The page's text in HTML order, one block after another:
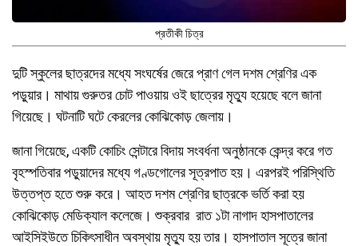
প্রতীকী চিত্র
দুটি স্কুলের ছাত্রদের মধ্যে সংঘর্ষের জেরে প্রাণ গেল দশম শ্রেণির এক
পড়ুয়ার। মাথায় গুরুতর চোট পাওয়ায় ওই ছাত্রের মৃত্যু হয়েছে বলে জানা
গিয়েছে। ঘটনাটি ঘটে কেরলের কোঝিকোড় জেলায়।
জানা গিয়েছে, একটি কোচিং সেন্টারে বিদায় সংবর্ধনা অনুষ্ঠানকে কেন্দ্র করে গত
বৃহস্পতিবার পড়ুয়াদের মধ্যে গণ্ডগোলের সূত্রপাত হয়। এরপরই পরিস্থিতি
উত্তপ্ত হতে শুরু করে। আহত দশম শ্রেণির ছাত্রকে ভর্তি করা হয়
কোঝিকোড় মেডিক্যাল কলেজে। শুক্রবার রাত ১টা নাগাদ হাসপাতালের
আইসিইউতে চিকিৎসাধীন অবস্থায় মৃত্যু হয় তার। হাসপাতাল সূত্রে জানা